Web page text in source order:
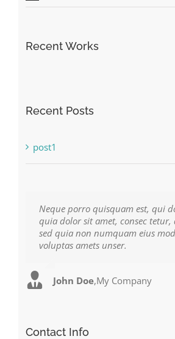
Recent Works
Recent Posts
post1
Neque porro quisquam est, qui
quia dolor sit amet, consec tetur,
sed quia non numquam eius
voluptas amets unser.
John Doe,My Company
Aliquam erat volutpat. Quisque
facilisis laoreet eget pulvinar
at ultrices dui. Curabitur ac felis
ipsums fugiats nemis.
Luke Beck,Theme Fusion
Contact Info